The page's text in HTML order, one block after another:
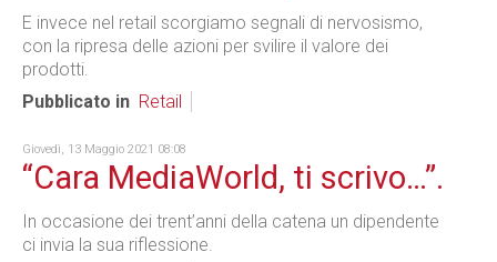
E invece nel retail scorgiamo segnali di nervosismo,
con la ripresa delle azioni per svilire il valore dei
prodotti.
Pubblicato in Retail
Giovedì, 13 Maggio 2021 08:08
“Cara MediaWorld, ti scrivo…”.
In occasione dei trent’anni della catena un dipendente
ci invia la sua riflessione.